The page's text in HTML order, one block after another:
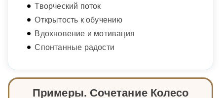
Творческий поток
Открытость к обучению
Вдохновение и мотивация
Спонтанные радости
Примеры. Сочетание Колесо